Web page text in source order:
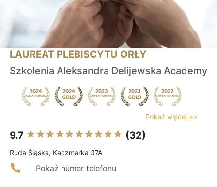
LAUREAT PLEBISCYTU ORŁY
Szkolenia Aleksandra Delijewska Academy
Pokaż więcej >>
9.7 (32)
Ruda Śląska, Kaczmarka 37A
Pokaż numer telefonu